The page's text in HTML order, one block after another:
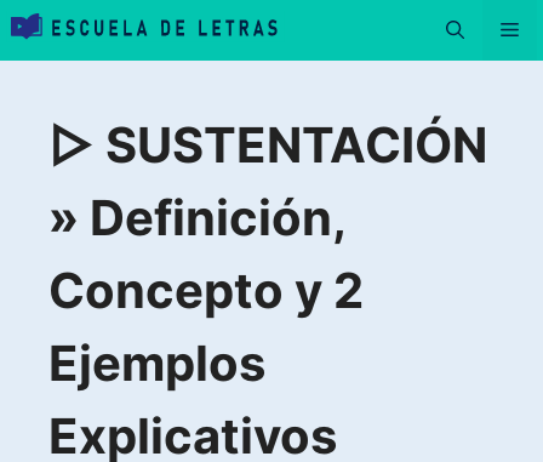
Saltar
contenido▷ SUSTENTACIÓN
» Definición,
Concepto y 2
Ejemplos
Explicativos